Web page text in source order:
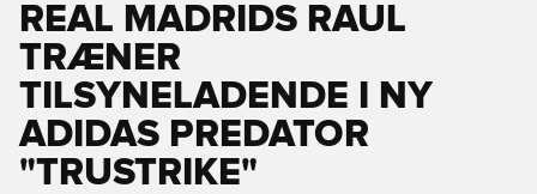
REAL MADRIDS RAUL
TRÆNER
TILSYNELADENDE I NY
ADIDAS PREDATOR
"TRUSTRIKE"